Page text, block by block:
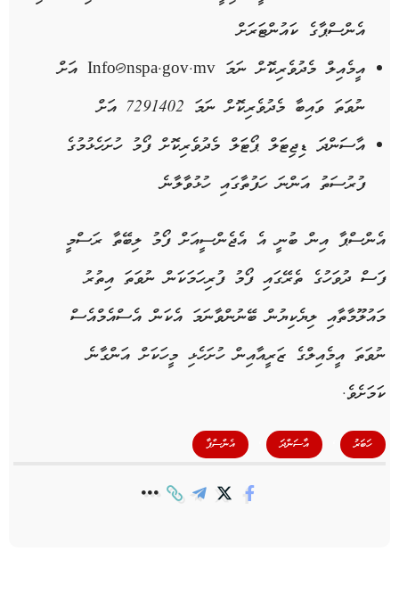
އެންސްޕާގެ ކައުންޓަރަށް
އީމެއިލް މެދުވެރިކޮށް ނަމަ Info@nspa.gov.mv އަށް
ނުވަތަ ވައިބާ މެދުވެރިކޮށް ނަމަ 7291402 އަށް
އާސަންދަ ޑިޖިޓަލް ޕޯޓަލް މެދުވެރިކޮށް ފޯމު ހުށަހެޅުމުގެ
ފުރުސަތު އަންނަ ހަފުތާގައި ހުޅުވާލާނެ
އެންސްޕާ އިން ބުނީ އެ އެޖެންސީއަށް ފޯމު ލިބޭތާ ރަސްމީ
ފަސް ދުވަހުގެ ތެރޭގައި ފޯމު ފުރިހަމަކަން ނުވަތަ އިތުރު
މައުލޫމާތާއި ލިޔެކިޔުން ބޭނުންވާނަމަ އެކަން އެސްއެމްއެސް
ނުވަތަ އީމެއިލްގެ ޒަރީއާއިން ހުށަހެޅި މީހަކަށް އަންގާނެ
ކަމަށެވެ.
ހަބަރު އާސަންދަ އެންސްޕާ